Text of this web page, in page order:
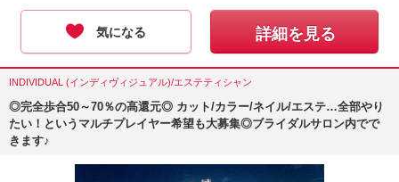
気になる 詳細を見る
INDIVIDUAL (インディヴィジュアル)/エステティシャン
◎完全歩合50～70％の高還元◎ カット/カラー/ネイル/エステ…全部やり
たい！というマルチプレイヤー希望も大募集◎ブライダルサロン内でで
きます♪